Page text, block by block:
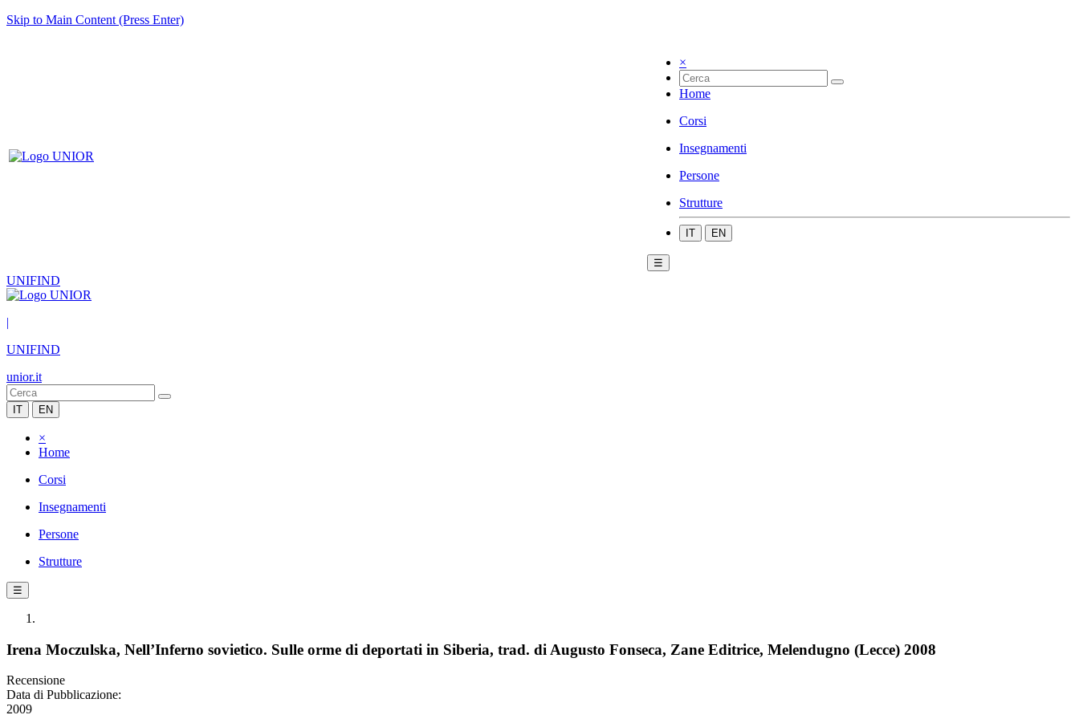
Skip to Main Content (Press Enter)
×
Home
Corsi
Insegnamenti
Persone
Strutture
IT EN
☰
UNIFIND
|
UNIFIND
unior.it
IT EN
×
Home
Corsi
Insegnamenti
Persone
Strutture
☰
Irena Moczulska, Nell’Inferno sovietico. Sulle orme di deportati in Siberia, trad. di Augusto Fonseca, Zane Editrice, Melendugno (Lecce) 2008
Recensione
Data di Pubblicazione:
2009